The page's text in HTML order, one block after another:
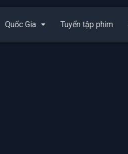
Quốc Gia Tuyển tập phim